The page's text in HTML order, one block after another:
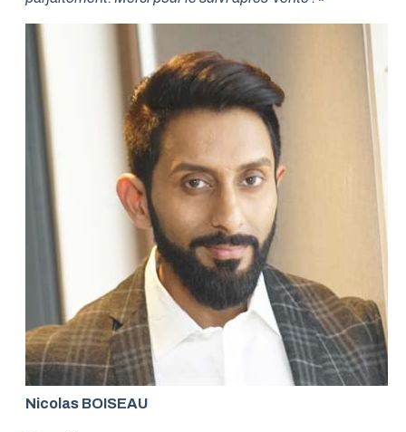
Nicolas BOISEAU